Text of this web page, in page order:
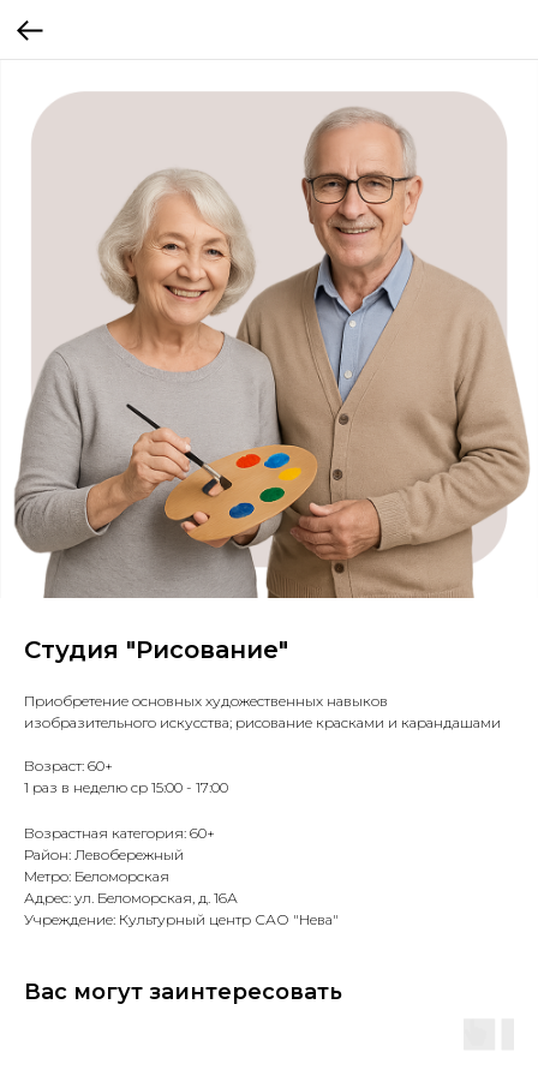
Студия "Рисование"
Приобретение основных художественных навыков
изобразительного искусства; рисование красками и карандашами
Возраст: 60+
1 раз в неделю ср 15:00 - 17:00
Возрастная категория: 60+
Район: Левобережный
Метро: Беломорская
Адрес: ул. Беломорская, д. 16А
Учреждение: Культурный центр САО "Нева"
Вас могут заинтересовать